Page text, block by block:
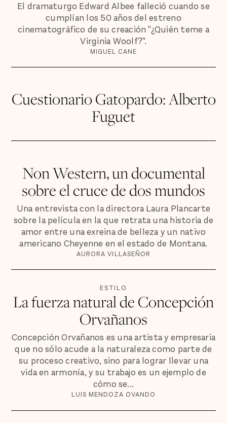
El dramaturgo Edward Albee falleció cuando se
cumplían los 50 años del estreno
cinematográfico de su creación "¿Quién teme a
Virginia Woolf?".
MIGUEL CANE
Cuestionario Gatopardo: Alberto
Fuguet
Non Western, un documental
sobre el cruce de dos mundos
Una entrevista con la directora Laura Plancarte
sobre la película en la que retrata una historia de
amor entre una exreina de belleza y un nativo
americano Cheyenne en el estado de Montana.
AURORA VILLASEÑOR
ESTILO
La fuerza natural de Concepción
Orvañanos
Concepción Orvañanos es una artista y empresaria
que no sólo acude a la naturaleza como parte de
su proceso creativo, sino para lograr llevar una
vida en armonía, y su trabajo es un ejemplo de
cómo se...
LUIS MENDOZA OVANDO